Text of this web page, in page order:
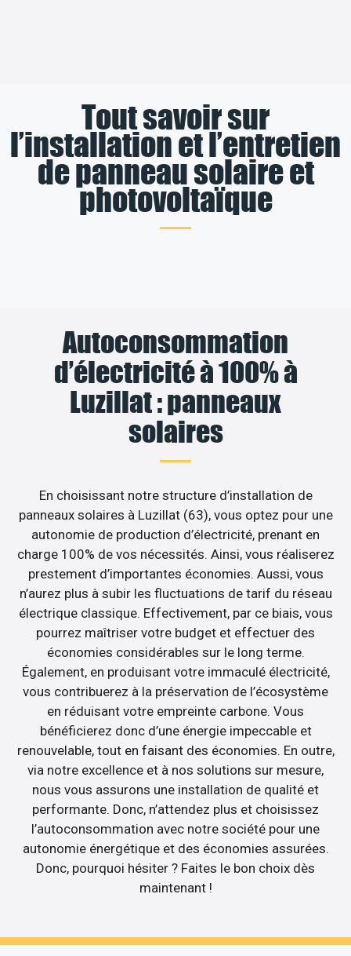
Tout savoir sur
l’installation et l’entretien
de panneau solaire et
photovoltaïque
Autoconsommation
d’électricité à 100% à
Luzillat : panneaux
solaires
En choisissant notre structure d’installation de
panneaux solaires à Luzillat (63), vous optez pour une
autonomie de production d’électricité, prenant en
charge 100% de vos nécessités. Ainsi, vous réaliserez
prestement d’importantes économies. Aussi, vous
n’aurez plus à subir les fluctuations de tarif du réseau
électrique classique. Effectivement, par ce biais, vous
pourrez maîtriser votre budget et effectuer des
économies considérables sur le long terme.
Également, en produisant votre immaculé électricité,
vous contribuerez à la préservation de l’écosystème
en réduisant votre empreinte carbone. Vous
bénéficierez donc d’une énergie impeccable et
renouvelable, tout en faisant des économies. En outre,
via notre excellence et à nos solutions sur mesure,
nous vous assurons une installation de qualité et
performante. Donc, n’attendez plus et choisissez
l’autoconsommation avec notre société pour une
autonomie énergétique et des économies assurées.
Donc, pourquoi hésiter ? Faites le bon choix dès
maintenant !